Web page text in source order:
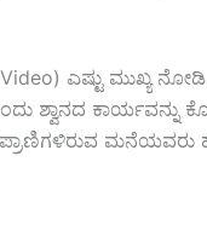
ಎಷ್ಟು ಮುಖ್ಯ
ಶ್ವಾನದ ಕಾರ್ಯವನ್ನು
ಮನೆಯವರು